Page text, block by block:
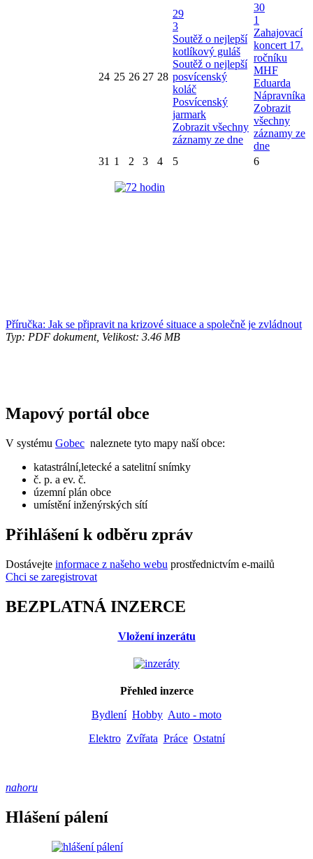
24 25 26 27 28
29
3
Soutěž o nejlepší
kotlíkový guláš
Soutěž o nejlepší
posvícenský
koláč
Posvícenský
jarmark
Zobrazit všechny
záznamy ze dne
30
1
Zahajovací
koncert 17.
ročníku
MHF
Eduarda
Nápravníka
Zobrazit
všechny
záznamy ze
dne
31 1 2 3 4 5 6
Příručka: Jak se připravit na krizové situace a společně je zvládnout
Typ: PDF dokument, Velikost: 3.46 MB
Mapový portál obce
V systému Gobec naleznete tyto mapy naší obce:
katastrální,letecké a satelitní snímky
č. p. a ev. č.
územní plán obce
umístění inženýrských sítí
Přihlášení k odběru zpráv
Dostávejte informace z našeho webu prostřednictvím e-mailů
Chci se zaregistrovat
BEZPLATNÁ INZERCE
Vložení inzerátu
Přehled inzerce
Bydlení Hobby Auto - moto
Elektro Zvířata Práce Ostatní
nahoru
Hlášení pálení